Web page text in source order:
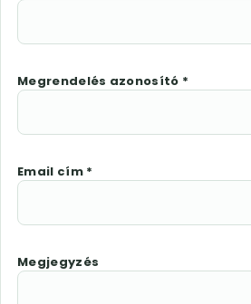
Megrendelés azonosító *
Email cím *
Megjegyzés